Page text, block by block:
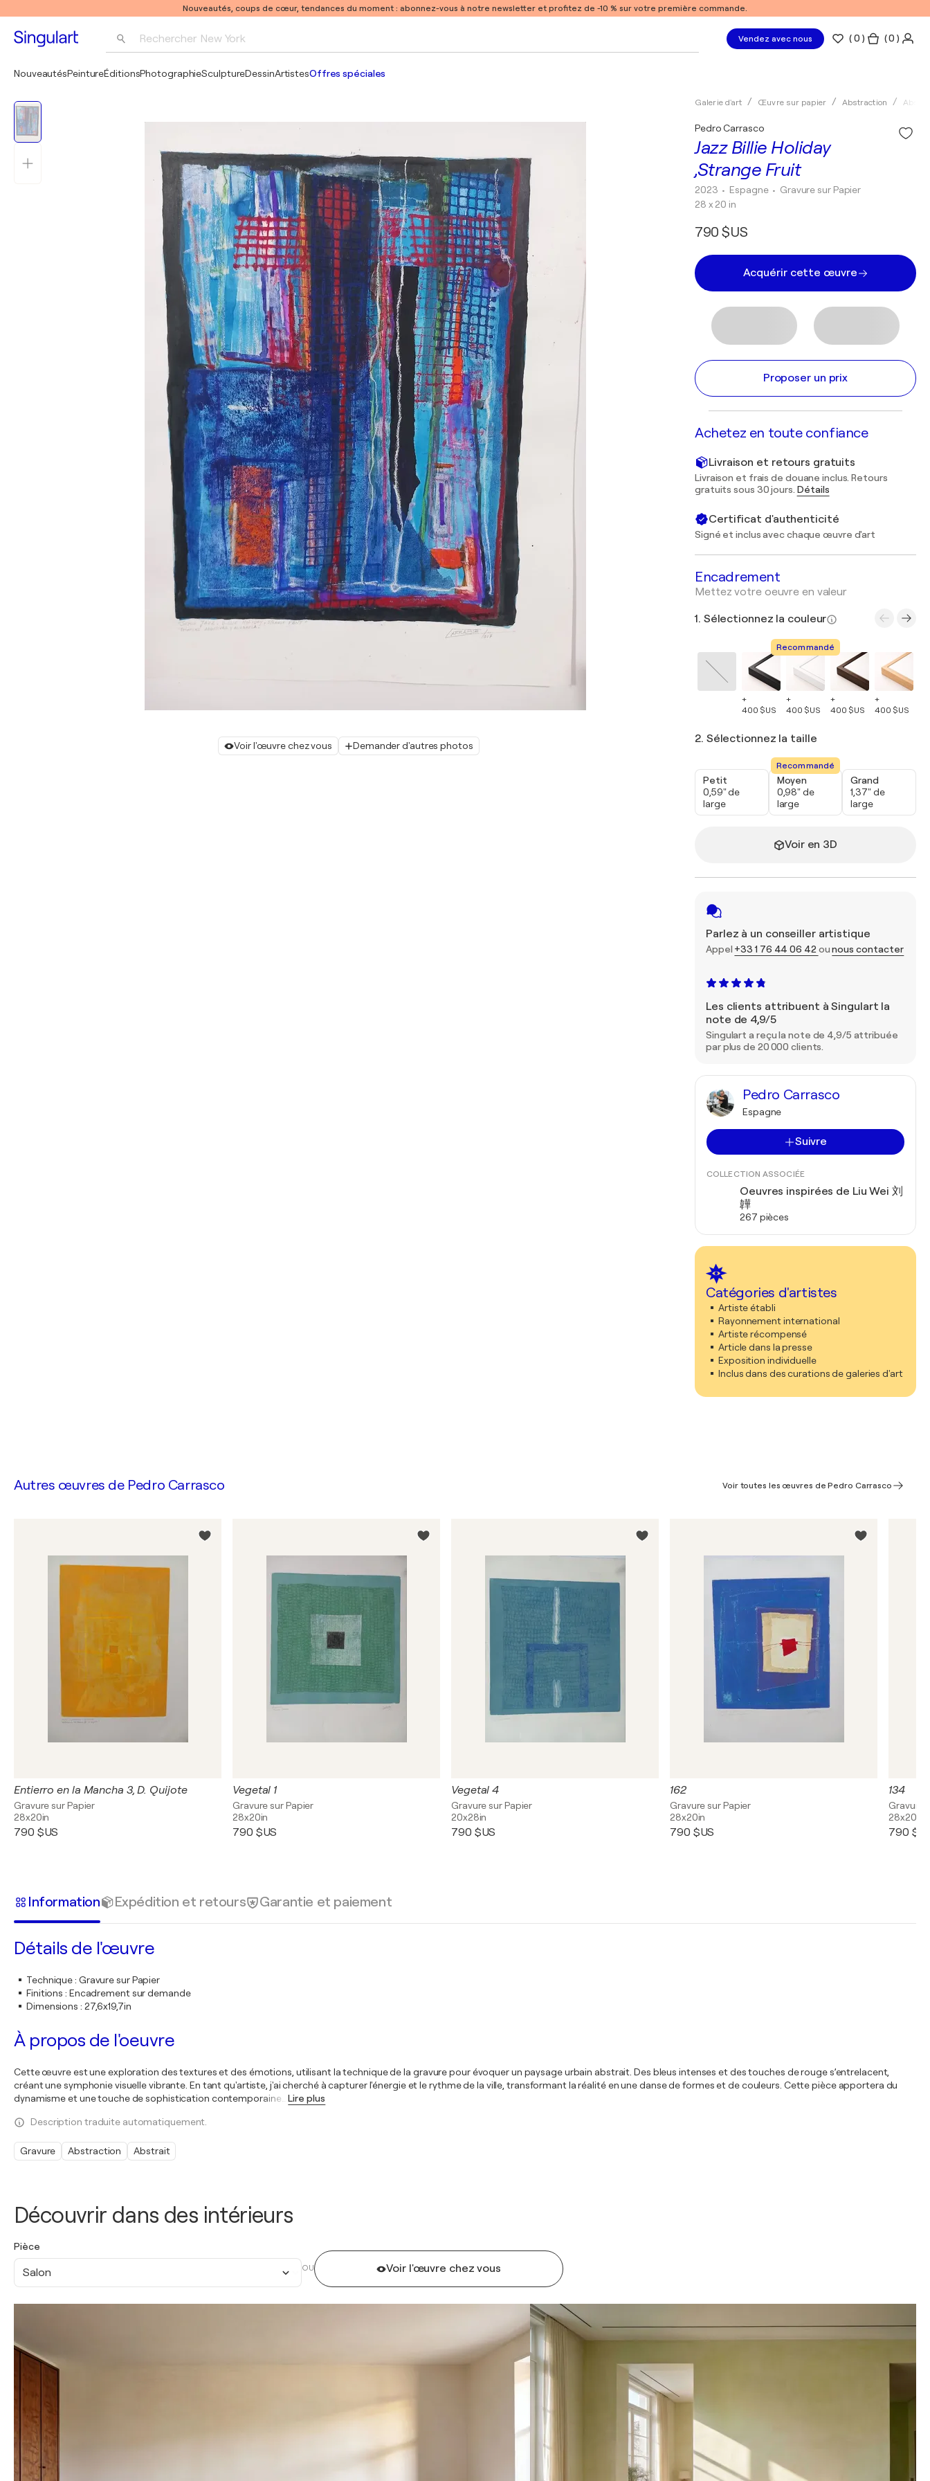
Nouveautés, coups de cœur, tendances du moment : abonnez-vous à notre newsletter et profitez de -10 % sur votre première commande.
Rechercher New York
Pablo Picasso
Vendez avec nous (0 ) ( 0 )
NouveautésPeintureÉditionsPhotographieSculptureDessinArtistesOffres spéciales
Voir l'œuvre chez vous Demander d'autres photos
Galerie d'art Œuvre sur papier Abstraction
Jazz Billie Holiday
,Strange Fruit
Pedro Carrasco
2023 • Espagne • Gravure sur Papier
28 x 20 in
790 $US
Acquérir cette œuvre
Proposer un prix
Achetez en toute confiance
Livraison et retours gratuits
Livraison et frais de douane inclus. Retours
gratuits sous 30 jours. Détails
Certificat d'authenticité
Signé et inclus avec chaque œuvre d'art
Encadrement
Mettez votre oeuvre en valeur
1. Sélectionnez la couleur
+
400 $US
Recommandé
+
400 $US
+
400 $US
+
400 $US
2. Sélectionnez la taille
Petit
0,59" de
large
Recommandé
Moyen
0,98" de
large
Grand
1,37" de
large
Voir en 3D
Parlez à un conseiller artistique
Appel +33 1 76 44 06 42 ounous contacter
Les clients attribuent à Singulart la
note de 4,9/5
Singulart a reçu la note de 4,9/5 attribuée
par plus de 20 000 clients.
Pedro Carrasco
Espagne
Suivre
COLLECTION ASSOCIÉE
Oeuvres inspirées de Liu Wei 刘
韡
267 pièces
Catégories d'artistes
Artiste établi
Rayonnement international
Artiste récompensé
Article dans la presse
Exposition individuelle
Inclus dans des curations de galeries d'art
Découvrir dans des intérieurs
Pièce
Salon OU Voir l'œuvre chez vous
Autres œuvres de Pedro Carrasco Voir toutes les œuvres de Pedro Carrasco
Entierro en la Mancha 3, D. Quijote
Gravure sur Papier
28x20in
790 $US
Vegetal 1
Gravure sur Papier
28x20in
790 $US
Vegetal 4
Gravure sur Papier
20x28in
790 $US
162
Gravure sur Papier
28x20in
790 $US
134
Gravure
28x20in
790
Information Expédition et retours Garantie et paiement
Détails de l'œuvre
Technique: Gravure sur Papier
Finitions : Encadrement sur demande
Dimensions : 27,6x19,7in
À propos de l'oeuvre
Cette œuvre est une exploration des textures et des émotions, utilisant la technique de la gravure pour évoquer un paysage urbain abstrait. Des bleus intenses et des touches de rouge s’entrelacent,
créant une symphonie visuelle vibrante. En tant qu'artiste, j'ai cherché à capturer l'énergie et le rythme de la ville, transformant la réalité en une danse de formes et de couleurs. Cette pièce apportera du
dynamisme et une touche de sophistication contemporaine
Lire plus
Description traduite automatiquement.
Gravure Abstraction Abstrait